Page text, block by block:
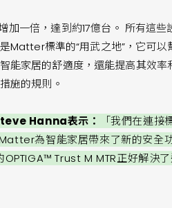
一倍，達到約17億台。 所有這些
Matter標準的“用武之地”，它可以
能家居的舒適度，還能提高其效率
施的規則。
Hanna表示：
「我們在連接
為智能家居帶來了新的安全
Trust M MTR正好解決